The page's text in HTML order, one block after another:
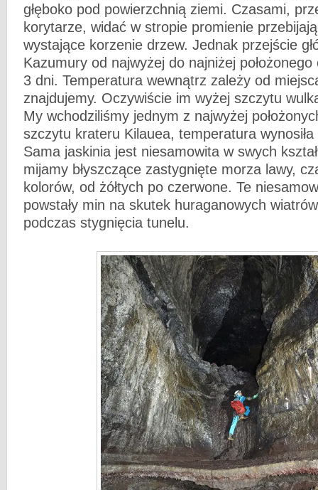
głęboko pod powierzchnią ziemi. Czasami,
korytarze, widać w stropie promienie
wystające korzenie drzew. Jednak przejście
Kazumury od najwyżej do najniżej
3 dni. Temperatura wewnątrz zależy od
znajdujemy. Oczywiście im wyżej szczytu
My wchodziliśmy jednym z najwyżej
szczytu krateru Kilauea, temperatura wynosiła
Sama jaskinia jest niesamowita w swych
mijamy błyszczące zastygnięte morza lawy,
kolorów, od żółtych po czerwone. Te
powstały min na skutek huraganowych
podczas stygnięcia tunelu.